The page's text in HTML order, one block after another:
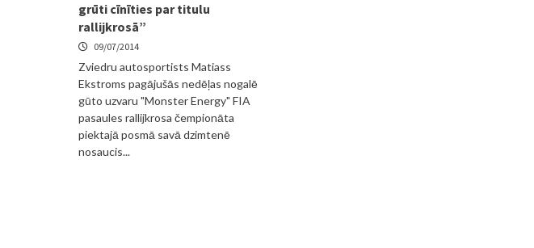
grūti cīnīties par titulu
rallijkrosā”
09/07/2014
Zviedru autosportists Matiass
Ekstroms pagājušās nedēļas nogalē
gūto uzvaru "Monster Energy" FIA
pasaules rallijkrosa čempionāta
piektajā posmā savā dzimtenē
nosaucis...